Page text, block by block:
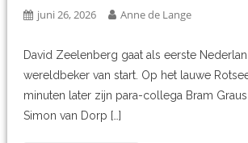
juni 26, 2026 Anne de Lange
David Zeelenberg gaat als eerste
wereldbeker van start. Op het lauwe
minuten later zijn para-collega Bram Graus
Simon van Dorp […]